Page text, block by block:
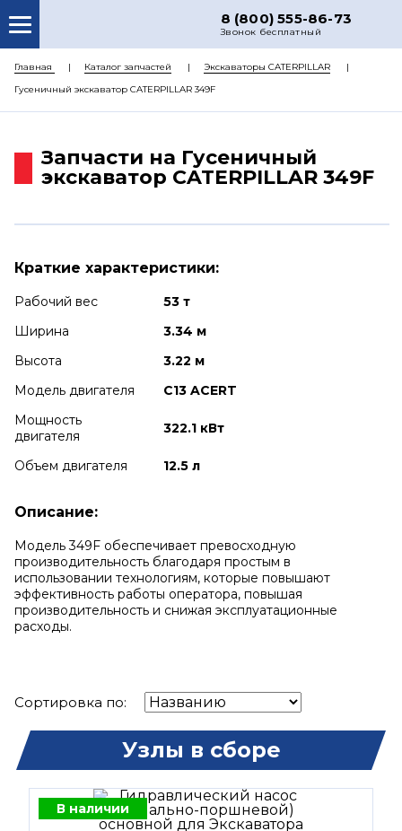
8 (800) 555-86-73
Звонок бесплатный
О НАС
КАТАЛОГ ЗАПЧАСТЕЙ
ДОСТАВКА
Главная Каталог запчастей
Экскаваторы CATERPILLAR
Гусеничный экскаватор CATERPILLAR 349F
Запчасти на Гусеничный
экскаватор CATERPILLAR 349F
Краткие характеристики:
Рабочий вес
53 т
Ширина
3.34 м
Высота
3.22 м
Модель двигателя
C13 ACERT
Мощность
двигателя
322.1 кВт
Объем двигателя 12.5 л
Описание:
Модель 349F обеспечивает превосходную
производительность благодаря простым в
использовании технологиям, которые повышают
эффективность работы оператора, повышая
производительность и снижая эксплуатационные
расходы.
Сортировка по:
Узлы в сборе
В наличии